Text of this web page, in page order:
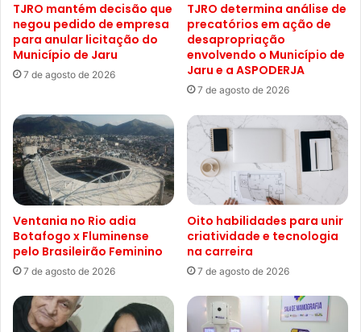
TJRO mantém decisão que
negou pedido de empresa
para anular licitação do
Município de Jaru
7 de agosto de 2026
TJRO determina análise de
precatórios em ação de
desapropriação
envolvendo o Município de
Jaru e a ASPODERJA
7 de agosto de 2026
Ventania no Rio adia
Botafogo x Fluminense
pelo Brasileirão Feminino
7 de agosto de 2026
Oito habilidades para unir
criatividade e tecnologia
na carreira
7 de agosto de 2026